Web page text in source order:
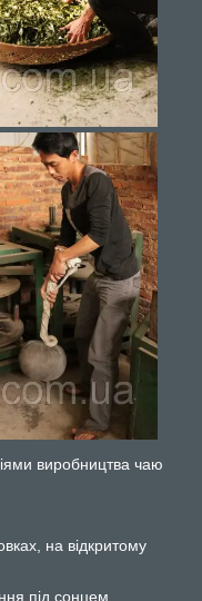
виробництва чаю
на відкритому
під сонцем